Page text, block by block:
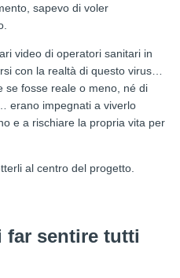
sapevo di voler
video di operatori sanitari in
con la realtà di questo virus…
se fosse reale o meno, né di
erano impegnati a viverlo
e a rischiare la propria vita per
al centro del progetto.
far sentire tutti